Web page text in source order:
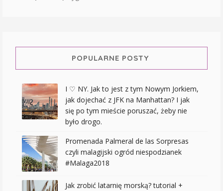
POPULARNE POSTY
I ♡ NY. Jak to jest z tym Nowym Jorkiem,
jak dojechać z JFK na Manhattan? I jak
się po tym mieście poruszać, żeby nie
było drogo.
Promenada Palmeral de las Sorpresas
czyli malagijski ogród niespodzianek
#Malaga2018
Jak zrobić latarnię morską? tutorial +